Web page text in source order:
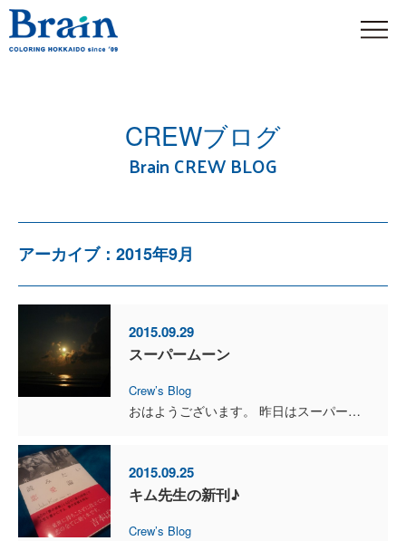
CREWブログ
Brain CREW BLOG
アーカイブ：2015年9月
2015.09.29
スーパームーン
Crew’s Blog
おはようございます。 昨日はスーパームーンでしたね！ 曇りのところも多かったようですが、 見られた方、いらっしゃいますか？ そもそもスーパームーンとは… ...
2015.09.25
キム先生の新刊♪
Crew’s Blog